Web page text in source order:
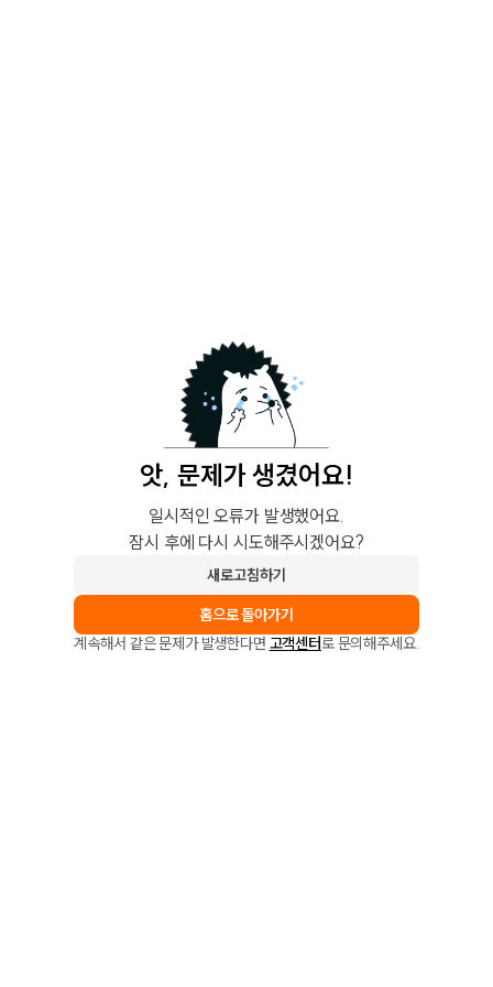
앗, 문제가 생겼어요!
일시적인 오류가 발생했어요.
잠시 후에 다시 시도해주시겠어요?
새로고침하기
홈으로 돌아가기
계속해서 같은 문제가 발생한다면 고객센터로 문의해주세요.